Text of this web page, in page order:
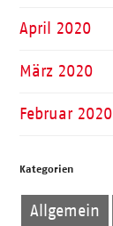
April 2020
März 2020
Februar 2020
Kategorien
Allgemein